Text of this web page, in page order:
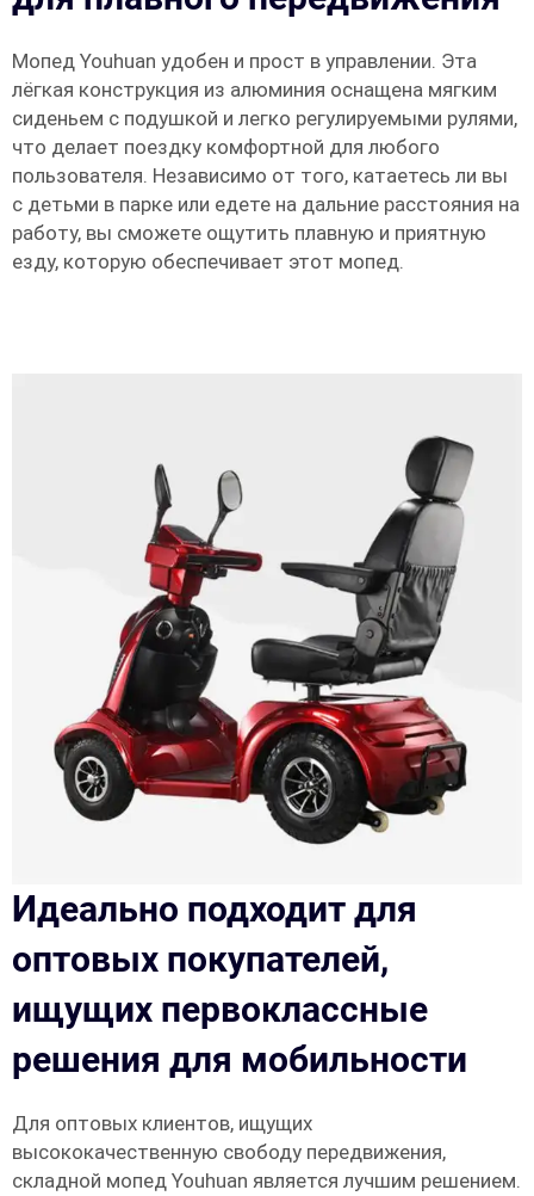
Мопед Youhuan удобен и прост в управлении. Эта
лёгкая конструкция из алюминия оснащена мягким
сиденьем с подушкой и легко регулируемыми рулями,
что делает поездку комфортной для любого
пользователя. Независимо от того, катаетесь ли вы
с детьми в парке или едете на дальние расстояния на
работу, вы сможете ощутить плавную и приятную
езду, которую обеспечивает этот мопед.
Идеально подходит для
оптовых покупателей,
ищущих первоклассные
решения для мобильности
Для оптовых клиентов, ищущих
высококачественную свободу передвижения,
складной мопед Youhuan является лучшим решением.